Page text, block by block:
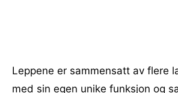
Leppene er sammensatt av flere
med sin egen unike funksjon og